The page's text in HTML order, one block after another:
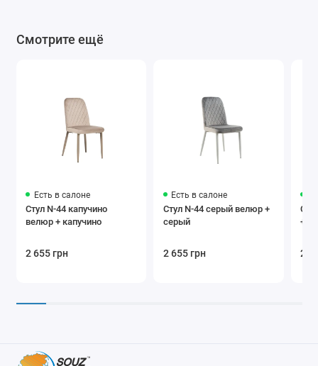
Смотрите ещё
Есть в салоне
Стул N-44 капучино
велюр + капучино
2 655 грн
Есть в салоне
Стул N-44 серый велюр +
серый
2 655 грн
+
2